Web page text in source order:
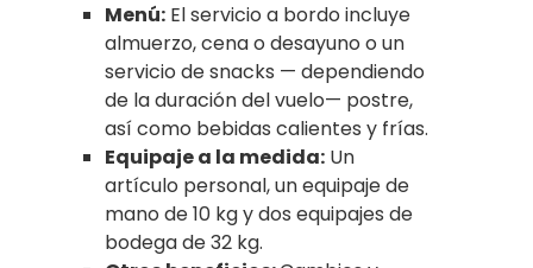
Menú: El servicio a bordo incluye
almuerzo, cena o desayuno o un
servicio de snacks — dependiendo
de la duración del vuelo— postre,
así como bebidas calientes y frías.
Equipaje a la medida: Un
artículo personal, un equipaje de
mano de 10 kg y dos equipajes de
bodega de 32 kg.